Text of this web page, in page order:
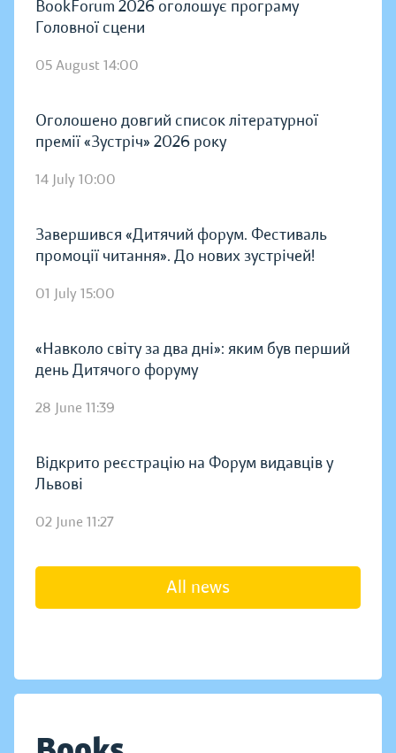
BookForum 2026 оголошує програму
Головної сцени
05 August 14:00
Оголошено довгий список літературної
премії «Зустріч» 2026 року
14 July 10:00
Завершився «Дитячий форум. Фестиваль
промоції читання». До нових зустрічей!
01 July 15:00
«Навколо світу за два дні»: яким був перший
день Дитячого форуму
28 June 11:39
Відкрито реєстрацію на Форум видавців у
Львові
02 June 11:27
All news